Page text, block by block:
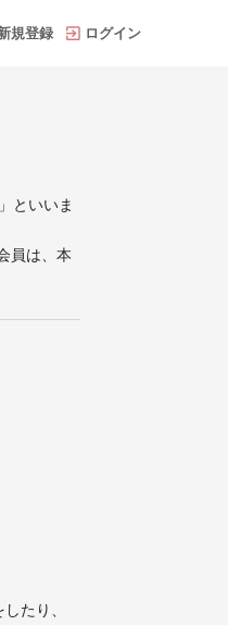
規登録 ログイン
といいま
員は、本
たり、